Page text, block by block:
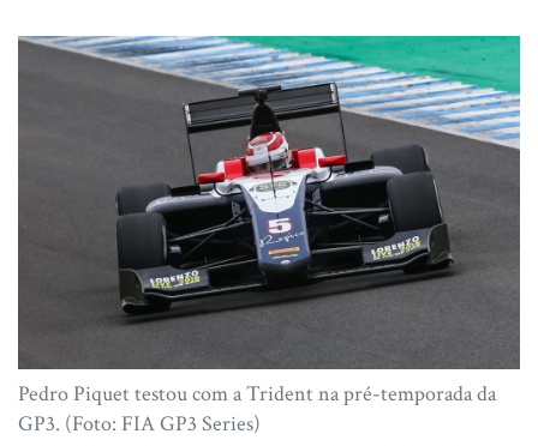
Pedro Piquet testou com a Trident na pré-temporada da
GP3. (Foto: FIA GP3 Series)